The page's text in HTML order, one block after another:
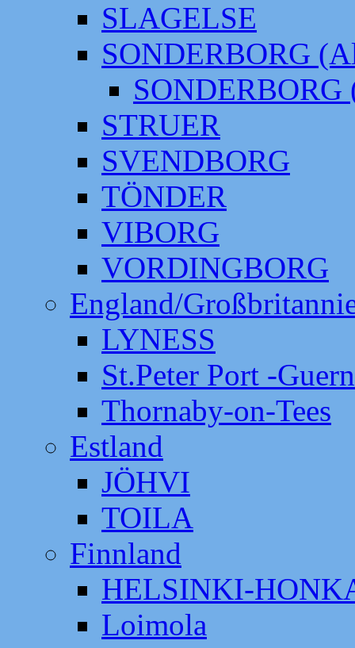
SLAGELSE
SONDERBORG
SONDERBORG
STRUER
SVENDBORG
TÖNDER
VIBORG
VORDINGBORG
England/
LYNESS
St.Peter Port -
Thornaby-on-Tees
Estland
JÖHVI
TOILA
Finnland
HELSINKI-
Loimola